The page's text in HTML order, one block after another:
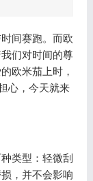
间赛跑。而欧
们对时间的尊
欧米茄上时，
心，今天就来
类型：轻微刮
，并不会影响